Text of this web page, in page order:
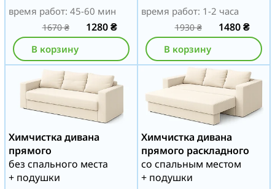
время работ: 45-60 мин
1670₴ 1280₴
В корзину
время работ: 1-2 часа
1930₴ 1480₴
В корзину
Химчистка дивана
прямого
без спального места
+ подушки
Химчистка дивана
прямого раскладного
со спальным местом
+ подушки